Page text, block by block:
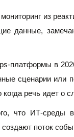
из
данные,
платформы в
сценарии
когда речь идет
что ИТ-среды
поток